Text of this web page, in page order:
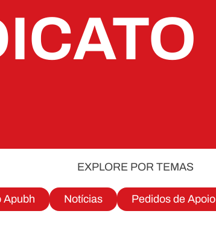
EXPLORE POR TEMAS
Apubh Notícias Pedidos de Apoio